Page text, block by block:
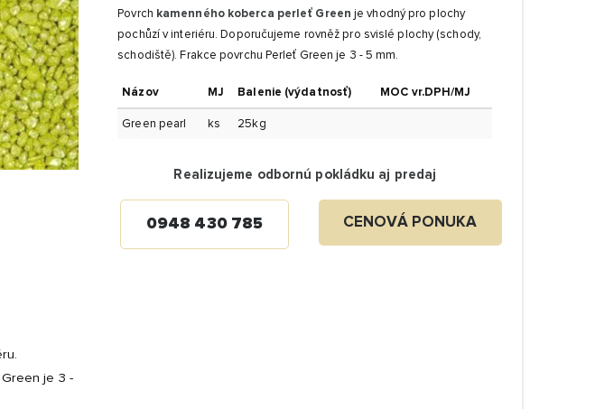
Povrch kamenného koberca perleť Greenje vhodný pro plochy
pochůzí v interiéru. Doporučujeme rovněž pro svislé plochy (schody,
schodiště). Frakce povrchu Perleť Green je 3 - 5 mm.
Názov MJ Balenie (výdatnosť) MOC vr.DPH/MJ
Green pearl ks 25kg
Realizujeme odbornú pokládku aj predaj
0948 430 785 CENOVÁ PONUKA
je 3 -